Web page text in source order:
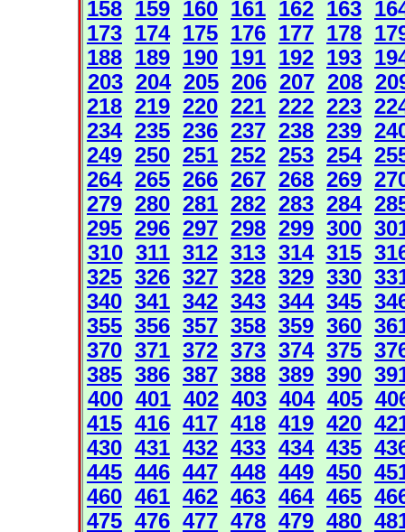
158 159 160 161 162 163
173 174 175 176 177 178
188 189 190 191 192 193
203 204 205 206 207 208
218 219 220 221 222 223
234 235 236 237 238 239
249 250 251 252 253 254
264 265 266 267 268 269
279 280 281 282 283 284
295 296 297 298 299 300
310 311 312 313 314 315
325 326 327 328 329 330
340 341 342 343 344 345
355 356 357 358 359 360
370 371 372 373 374 375
385 386 387 388 389 390
400 401 402 403 404 405
415 416 417 418 419 420
430 431 432 433 434 435
445 446 447 448 449 450
460 461 462 463 464 465
475 476 477 478 479 480